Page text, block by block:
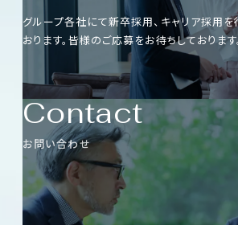
グループ各社にて新卒採用、キャリア採用を
おります。皆様のご応募をお待ちしております
Contact
お問い合わせ